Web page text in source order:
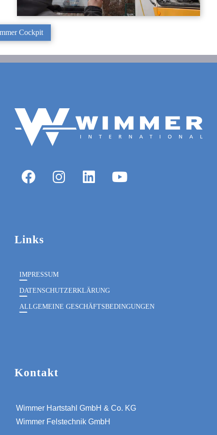
Cockpit
Links
IMPRESSUM
DATENSCHUTZERKLÄRUNG
ALLGEMEINE GESCHÄFTSBEDINGUNGEN
Kontakt
Wimmer Hartstahl GmbH & Co. KG
Wimmer Felstechnik GmbH